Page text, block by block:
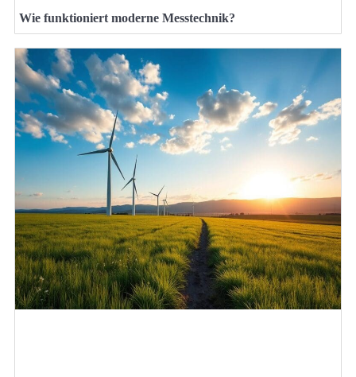
Wie funktioniert moderne Messtechnik?